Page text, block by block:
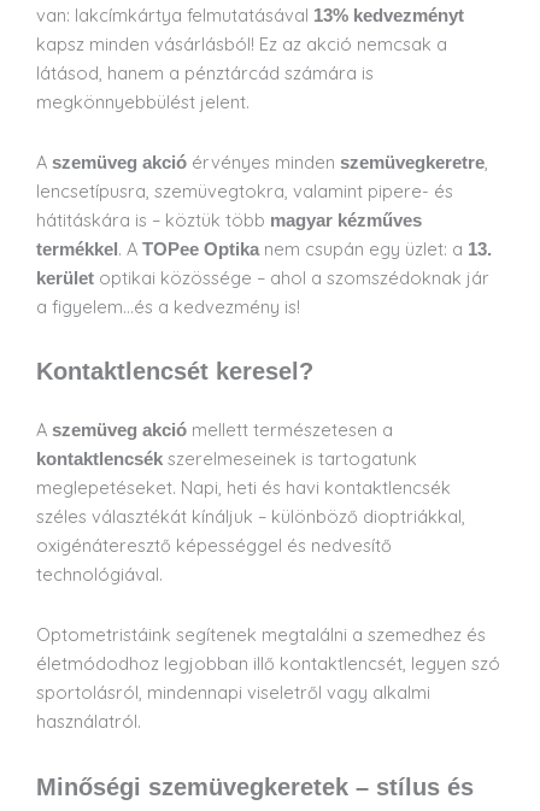
van: lakcímkártya felmutatásával 13% kedvezményt
kapsz minden vásárlásból! Ez az akció nemcsak a
látásod, hanem a pénztárcád számára is
megkönnyebbülést jelent.
A szemüveg akcióérvényes minden szemüvegkeretre,
lencsetípusra, szemüvegtokra, valamint pipere- és
hátitáskára is – köztük több magyar kézműves
termékkel . A TOPee Optikanem csupán egy üzlet: a 13.
kerületoptikai közössége – ahol a szomszédoknak jár
a figyelem…és a kedvezmény is!
Kontaktlencsét keresel?
A szemüveg akciómellett természetesen a
kontaktlencsékszerelmeseinek is tartogatunk
meglepetéseket. Napi, heti és havi kontaktlencsék
széles választékát kínáljuk – különböző dioptriákkal,
oxigénáteresztő képességgel és nedvesítő
technológiával.
Optometristáink segítenek megtalálni a szemedhez és
életmódodhoz legjobban illő kontaktlencsét, legyen szó
sportolásról, mindennapi viseletről vagy alkalmi
használatról.
Minőségi szemüvegkeretek – stílus és